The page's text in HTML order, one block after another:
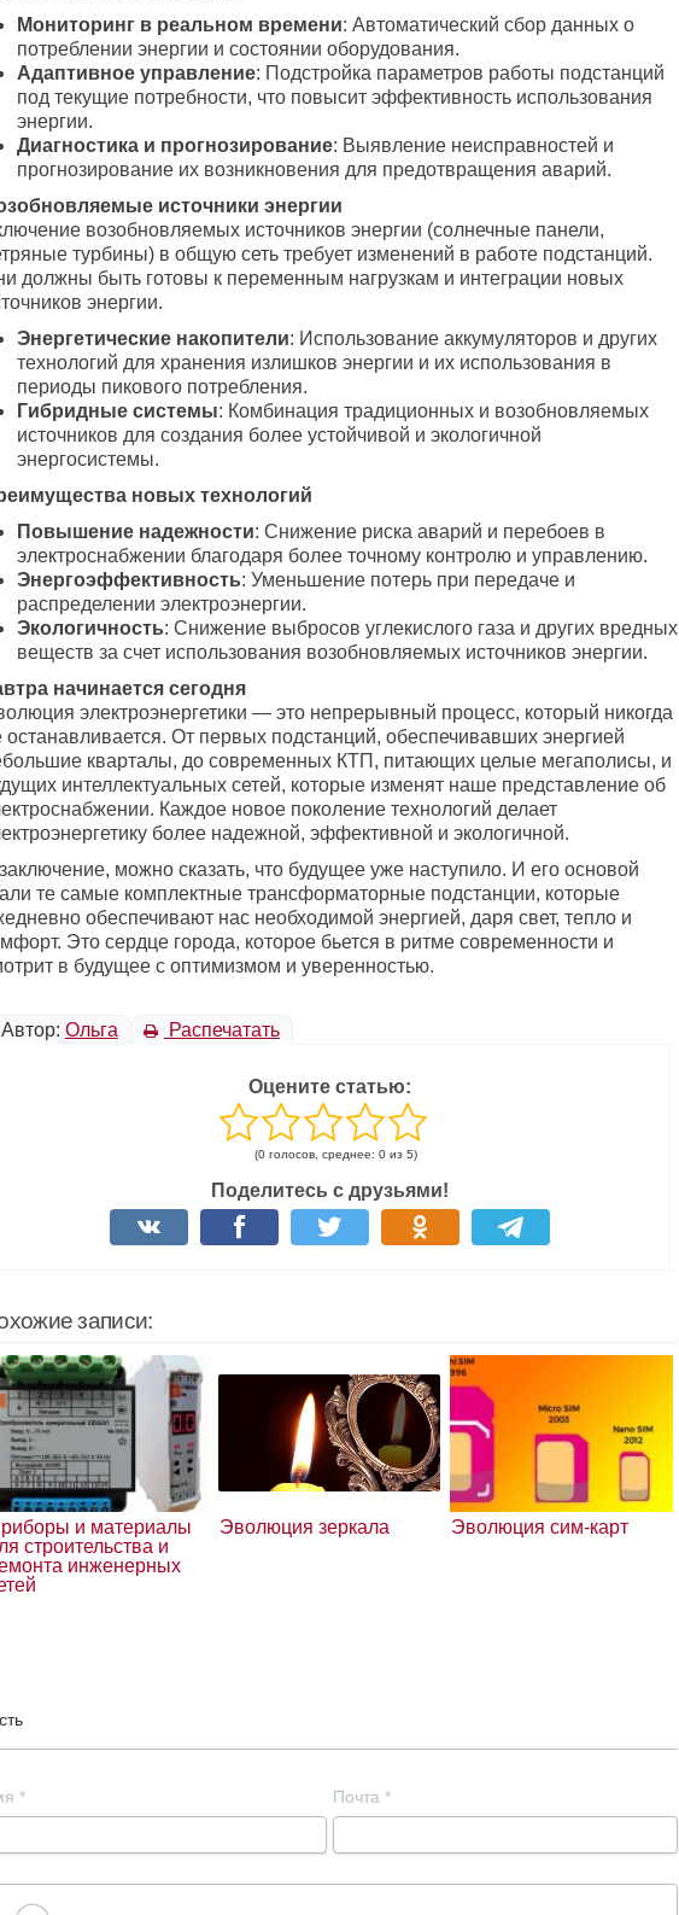
Мониторинг в реальном времени: Автоматический сбор данных о
потреблении энергии и состоянии оборудования.
Адаптивное управление: Подстройка параметров работы подстанций
под текущие потребности, что повысит эффективность использования
энергии.
Диагностика и прогнозирование: Выявление неисправностей и
прогнозирование их возникновения для предотвращения аварий.
источники энергии
возобновляемых источников энергии (солнечные панели,
турбины) в общую сеть требует изменений в работе подстанций.
должны быть готовы к переменным нагрузкам и интеграции новых
энергии.
Энергетические накопители: Использование аккумуляторов и других
технологий для хранения излишков энергии и их использования в
периоды пикового потребления.
Гибридные системы: Комбинация традиционных и возобновляемых
источников для создания более устойчивой и экологичной
энергосистемы.
новых технологий
Повышение надежности: Снижение риска аварий и перебоев в
электроснабжении благодаря более точному контролю и управлению.
Энергоэффективность: Уменьшение потерь при передаче и
распределении электроэнергии.
Экологичность: Снижение выбросов углекислого газа и других вредных
веществ за счет использования возобновляемых источников энергии.
начинается сегодня
электроэнергетики — это непрерывный процесс, который никогда
останавливается. От первых подстанций, обеспечивавших энергией
кварталы, до современных КТП, питающих целые мегаполисы, и
интеллектуальных сетей, которые изменят наше представление об
Каждое новое поколение технологий делает
более надежной, эффективной и экологичной.
можно сказать, что будущее уже наступило. И его основой
те самые комплектные трансформаторные подстанции, которые
обеспечивают нас необходимой энергией, даря свет, тепло и
Это сердце города, которое бьется в ритме современности и
в будущее с оптимизмом и уверенностью.
Автор: Ольга Распечатать
Оцените статью:
(0 голосов, среднее: 0 из 5)
Поделитесь с друзьями!
записи:
и материалы
строительства и
инженерных
Эволюция зеркала Эволюция сим-карт
* Почта *